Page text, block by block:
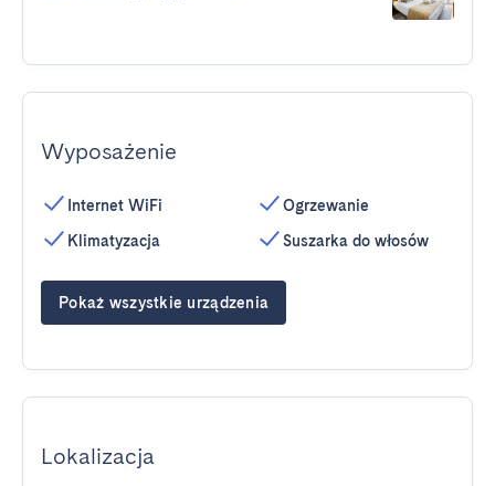
Wyposażenie
Internet WiFi
Klimatyzacja
Ogrzewanie
Suszarka do włosów
Pokaż wszystkie urządzenia
Lokalizacja